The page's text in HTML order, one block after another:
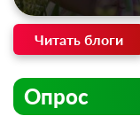
Читать блоги
Опрос